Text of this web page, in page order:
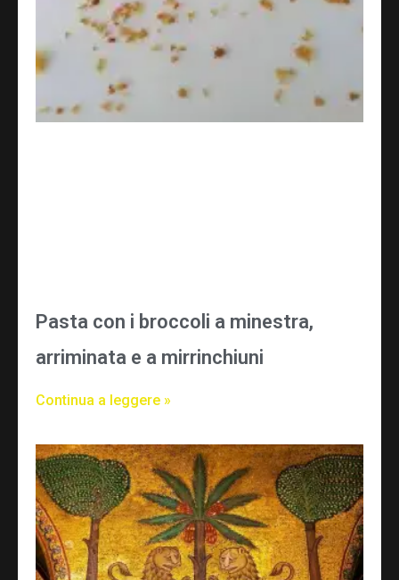
Pasta con i broccoli a minestra,
arriminata e a mirrinchiuni
Continua a leggere »